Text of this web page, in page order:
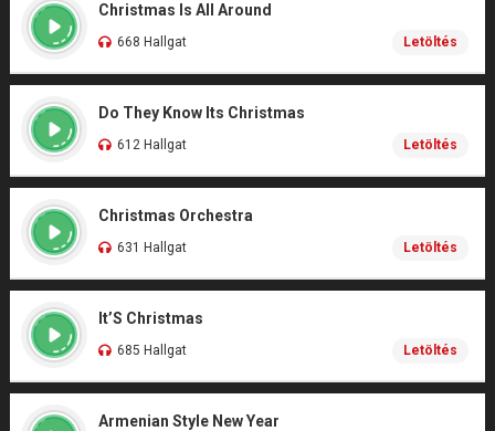
Christmas Is All Around
668 Hallgat Letöltés
Do They Know Its Christmas
612 Hallgat Letöltés
Christmas Orchestra
631 Hallgat Letöltés
It’S Christmas
685 Hallgat Letöltés
Armenian Style New Year